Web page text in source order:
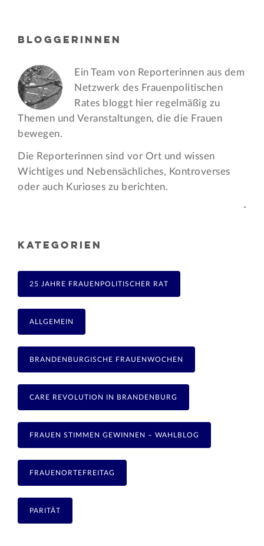
BLOGGERINNEN
Ein Team von Reporterinnen aus dem
Netzwerk des Frauen­politischen
Rates bloggt hier regelmäßig zu
Themen und Veran­staltungen, die die Frauen
bewegen.
Die Reporterinnen sind vor Ort und wissen
Wichtiges und Nebensächliches, Kontroverses
oder auch Kurioses zu berichten.
-
KATEGORIEN
25 JAHRE FRAUENPOLITISCHER RAT
ALLGEMEIN
BRANDENBURGISCHE FRAUENWOCHEN
CARE REVOLUTION IN BRANDENBURG
FRAUEN STIMMEN GEWINNEN – WAHLBLOG
FRAUENORTEFREITAG
PARITÄT